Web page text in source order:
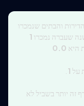
והבתים שנמכרו
שעברה נמכרו 1
היא 0.0
על 1
זה יותר בשביל לא